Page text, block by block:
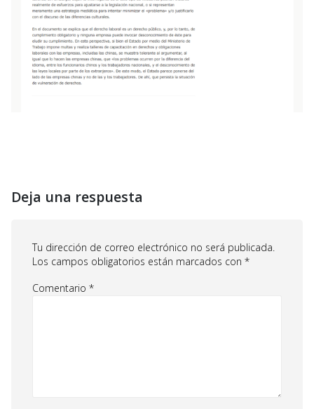
Deja una respuesta
Tu dirección de correo electrónico no será publicada.
Los campos obligatorios están marcados con *
Comentario *